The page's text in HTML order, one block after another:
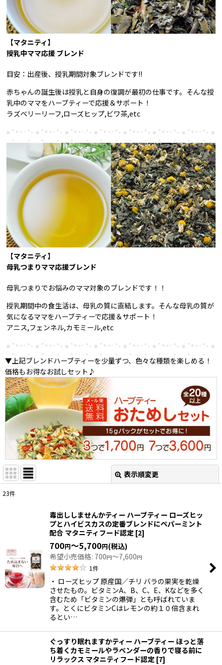
【マタニティ】
授乳中ママ応援 ブレンド
目安：出産後、授乳期間対象ブレンドです!!
赤ちゃんの誕生後は授乳と自身の復調が最初の仕事です。そんな授
乳中のママをハーブティーで応援＆サポート！
ラズベリーリーフ,ローズヒップ,ビワ茶,etc
【マタニティ】
母乳つまりママ応援ブレンド
母乳つまりでお悩みのママ対象のブレンドです！！
授乳期間中の食生活は、母乳の質に直結します。そんな母乳の質が
気になるママをハーブティーで応援＆サポート！
アニス,フェンネル,カモミール,etc
▼上記ブレンドハーブティーを少量ずつ、色々な種類を楽しめる！
価格もお得なお試しセット♪
表示順変更
絞り込む
23件
毒出ししませんかティー ハーブティー ローズヒッ
プとハイビスカスの定番ブレンドにペパーミント
配合 マタニティフード認定 [2]
700円～5,700円(税込)
希望小売価格: 700円～7,600円
1件
・ ローズヒップ 原産国／チリ バラの果実を乾燥
させたもの。ビタミンA、B、C、E、Kなどを多く
含むため「ビタミンの爆弾」とも呼ばれていま
す。とくにビタミンCはレモンの約１０倍含まれ
るとい…
ぐっすり眠れますかティー ハーブティー ほっと落
ち着くカモミールやラベンダーの香りで寝る前に
リラックス マタニティフード認定 [7]